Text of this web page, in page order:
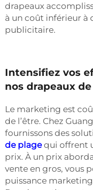
drapeaux
à un coût inférieur à
publicitaire.
Intensifiez vos
nos drapeaux
Le marketing est
de l’être. Chez
fournissons des
de plagequi offrent
prix. À un prix
vente en gros, vous
puissance